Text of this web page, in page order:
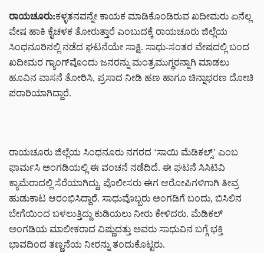
ರಾಯಚೂರು:ಕಳ್ಳತನವನ್ನೇ ಕಾಯಕ ಮಾಡಿಕೊಂಡಿರುವ ಖದೀಮರು ಏನೆಲ್ಲ
ವೇಷ ಹಾಕಿ ಕೈಚಳಕ ತೋರುತ್ತಾರೆ ಎಂಬುದಕ್ಕೆ ರಾಯಚೂರು ಜಿಲ್ಲೆಯ
ಸಿಂಧನೂರಿನಲ್ಲಿ ನಡೆದ ಘಟನೆಯೇ ಸಾಕ್ಷಿ. ಸಾಧು-ಸಂತರ ವೇಷದಲ್ಲಿ ಬಂದ
ಖದೀಮರ ಗ್ಯಾಂಗ್‌ವೊಂದು ಜನರನ್ನು ಮಂತ್ರಮುಗ್ಧರನ್ನಾಗಿ ಮಾಡಲು
ಹೂವಿನ ವಾಸನೆ ತೋರಿಸಿ, ಪ್ರಸಾದ ನೀಡಿ ಹಣ ಹಾಗೂ ಚಿನ್ನಾಭರಣ ದೋಚಿ
ಪರಾರಿಯಾಗಿದ್ದಾರೆ.
ರಾಯಚೂರು ಜಿಲ್ಲೆಯ ಸಿಂಧನೂರು ನಗರದ ‘ಸಾಯಿ ಮೆಡಿಕಲ್ಸ್’ ಎಂಬ
ಫಾರ್ಮಸಿ ಅಂಗಡಿಯಲ್ಲಿ ಈ ವಂಚನೆ ನಡೆದಿದೆ. ಈ ಘಟನೆ ಸಿಸಿಟಿವಿ
ಕ್ಯಾಮೆರಾದಲ್ಲಿ ಸೆರೆಯಾಗಿದ್ದು, ಪೊಲೀಸರು ಈಗ ಆರೋಪಿಗಳಿಗಾಗಿ ತೀವ್ರ
ಹುಡುಕಾಟ ಆರಂಭಿಸಿದ್ದಾರೆ. ಸಾಧುವೊಬ್ಬರು ಅಂಗಡಿಗೆ ಬಂದು, ಬಿಸಿಲಿನ
ಬೇಗೆಯಿಂದ ಬಳಲುತ್ತಿದ್ದು ಕುಡಿಯಲು ನೀರು ಕೇಳಿದರು. ಮೆಡಿಕಲ್
ಅಂಗಡಿಯ ಮಾಲೀಕರಾದ ವಿಷ್ಣುದತ್ತು ಅವರು ಸಾಧುವಿನ ಬಗ್ಗೆ ಭಕ್ತಿ
ಭಾವದಿಂದ ತಣ್ಣನೆಯ ನೀರನ್ನು ತಂದುಕೊಟ್ಟರು.